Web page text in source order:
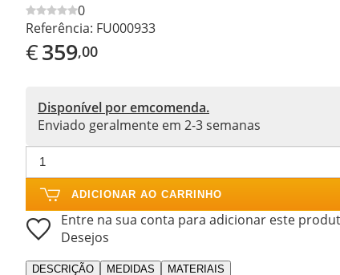
0
Referência: FU000933
€359,00
Disponível por emcomenda.
Enviado geralmente em 2-3 semanas
ADICIONAR AO CARRINHO
Entre na sua conta para adicionar este
Desejos
DESCRIÇÃO MEDIDAS MATERIAIS